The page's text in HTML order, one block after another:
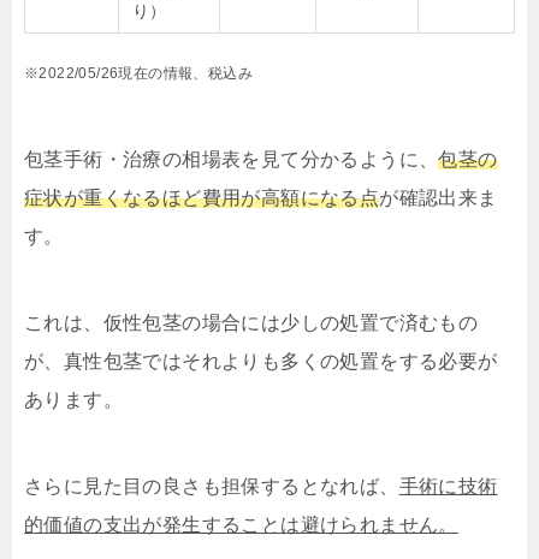
り）
※2022/05/26現在の情報、税込み
包茎手術・治療の相場表を見て分かるように、包茎の
症状が重くなるほど費用が高額になる点が確認出来ま
す。
これは、仮性包茎の場合には少しの処置で済むもの
が、真性包茎ではそれよりも多くの処置をする必要が
あります。
さらに見た目の良さも担保するとなれば、 手術に技術
的価値の支出が発生することは避けられません。